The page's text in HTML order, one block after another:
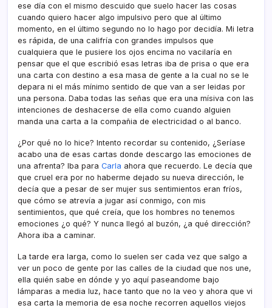
ese dí­a con el mismo descuido que suelo hacer las cosas
cuando quiero hacer algo impulsivo pero que al último
momento, en el último segundo no lo hago por decidí­a. Mi letra
es rápida, de una califrí­a con grandes impulsos que
cualquiera que le pusiere los ojos encima no vacilarí­a en
pensar que el que escribió esas letras iba de prisa o que era
una carta con destino a esa masa de gente a la cual no se le
depara ni el más mí­nimo sentido de que van a ser leidas por
una persona. Daba todas las señas que era una mí­siva con las
intenciones de deshacerse de ella como cuando alguien
manda una carta a la compañia de electricidad o al banco.
¿Por qué no lo hice? Intento recordar su contenido, ¿Serí­ase
acabo una de esas cartas donde descargo las emociones de
una afrenta? Iba para Carla ahora que recuerdo. Le decí­a que
que cruel era por no haberme dejado su nueva dirección, le
decí­a que a pesar de ser mujer sus sentimientos eran frí­os,
que cómo se atreví­a a jugar así­ conmigo, con mis
sentimientos, que qué creí­a, que los hombres no tenemos
emociones ¿o qué? Y nunca llegó al buzón, ¿a qué dirección?
Ahora iba a caminar.
La tarde era larga, como lo suelen ser cada vez que salgo a
ver un poco de gente por las calles de la ciudad que nos une,
ella quién sabe en dónde y yo aquí­ paseandome bajo
lámparas a media luz, hace tanto que no la veo y ahora que vi
esa carta la memoria de esa noche recorren aquellos viejos